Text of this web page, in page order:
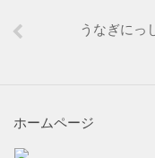
うなぎに
ホームページ